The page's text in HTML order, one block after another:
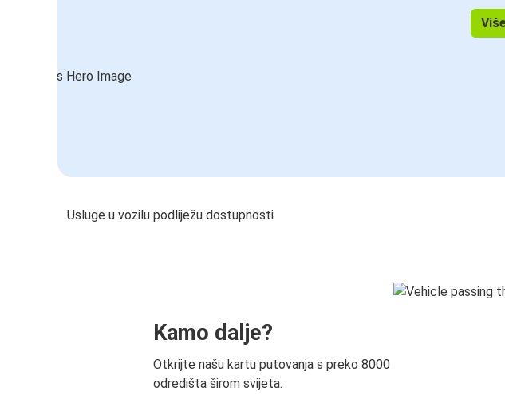
Usluge u vozilu podliježu dostupnosti
Kamo dalje?
Otkrijte našu kartu putovanja s preko 8000
odredišta širom svijeta.